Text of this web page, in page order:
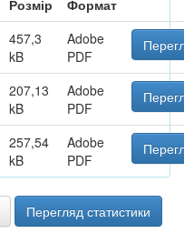
Розмір
Формат
457,3
kB
Adobe
PDF
207,13
kB
Adobe
PDF
257,54
kB
Adobe
PDF
Перегляд статистики